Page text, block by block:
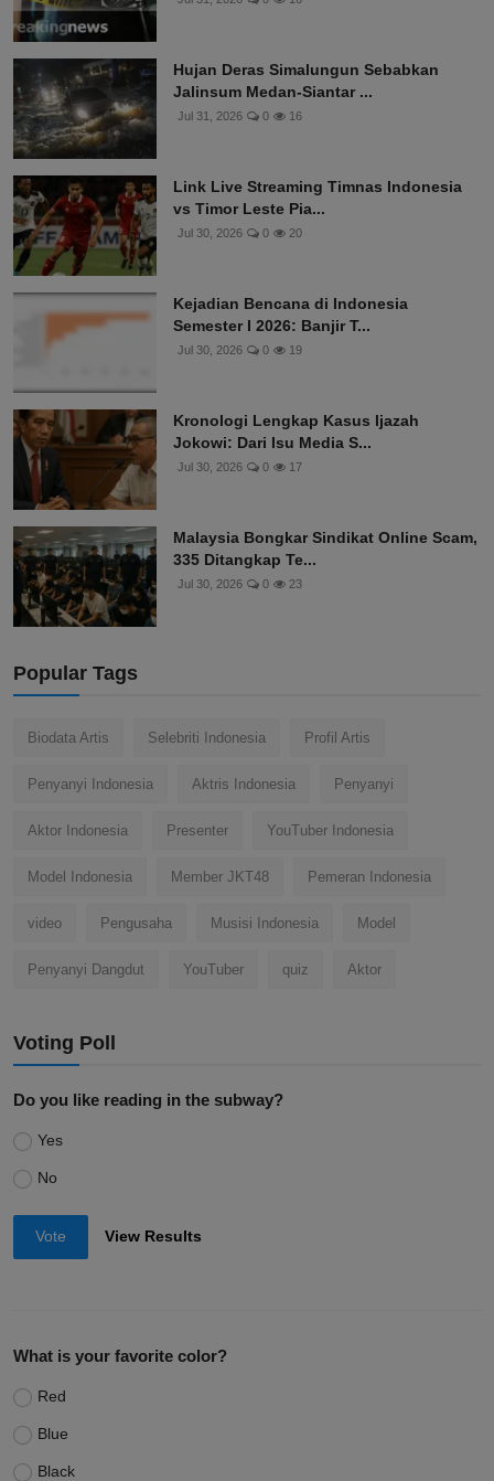
Hujan Deras Simalungun Sebabkan
Jalinsum Medan-Siantar ...
Jul 31, 2026 0 16
Link Live Streaming Timnas Indonesia
vs Timor Leste Pia...
Jul 30, 2026 0 20
Kejadian Bencana di Indonesia
Semester I 2026: Banjir T...
Jul 30, 2026 0 19
Kronologi Lengkap Kasus Ijazah
Jokowi: Dari Isu Media S...
Jul 30, 2026 0 17
Malaysia Bongkar Sindikat Online Scam,
335 Ditangkap Te...
Jul 30, 2026 0 23
Popular Tags
Biodata Artis Selebriti Indonesia Profil Artis
Penyanyi Indonesia Aktris Indonesia Penyanyi
Aktor Indonesia Presenter YouTuber Indonesia
Model Indonesia Member JKT48 Pemeran Indonesia
video Pengusaha Musisi Indonesia Model
Penyanyi Dangdut YouTuber quiz Aktor
Voting Poll
Do you like reading in the subway?
Yes
No
Vote View Results
What is your favorite color?
Red
Blue
Black